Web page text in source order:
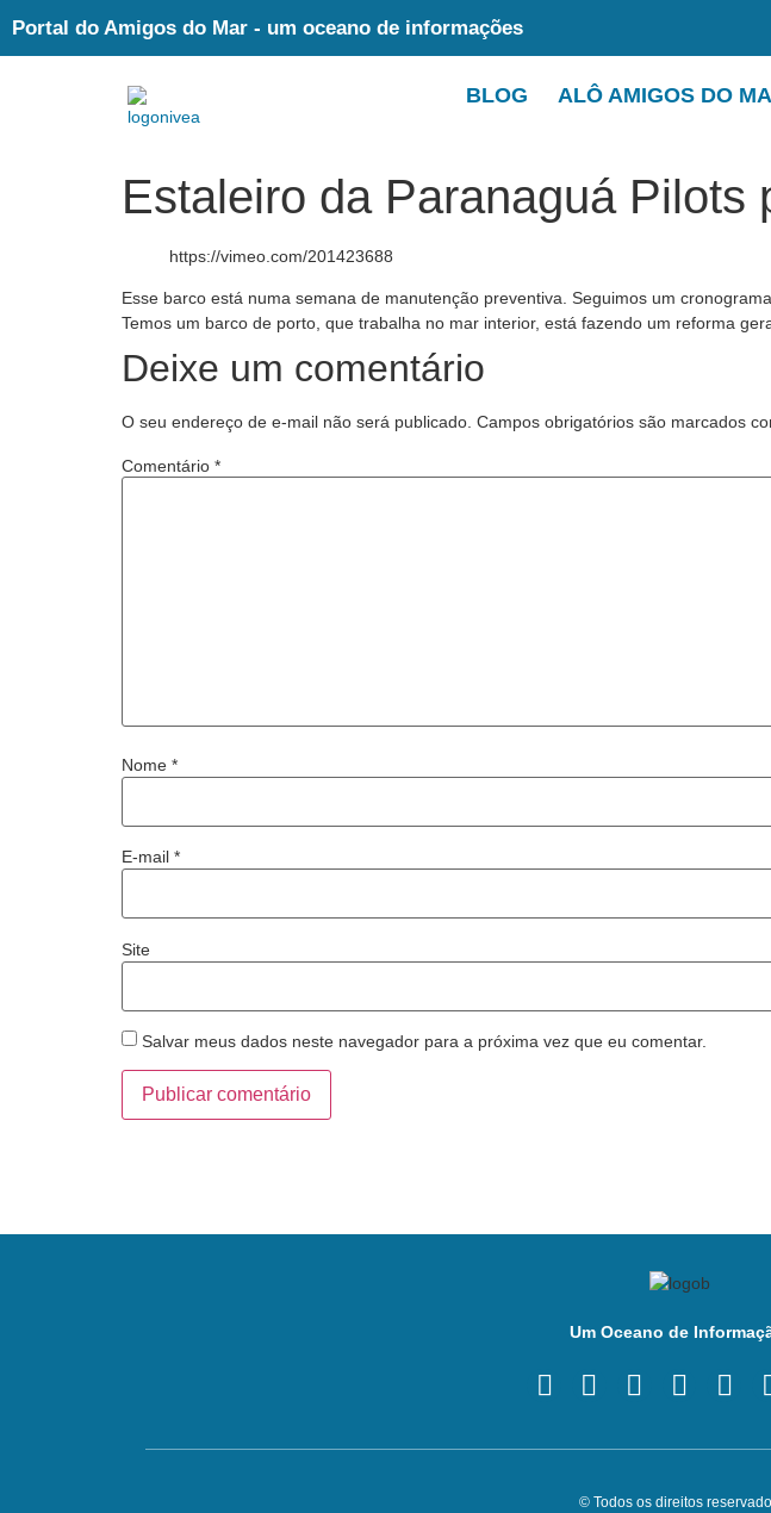
Portal do Amigos do Mar - um oceano de informações
BLOG ALÔ AMIGOS DO
Estaleiro da Paranaguá Pilots
https://vimeo.com/201423688
Esse barco está numa semana de manutenção preventiva. Seguimos um
Temos um barco de porto, que trabalha no mar interior, está fazendo um reforma
Deixe um comentário
O seu endereço de e-mail não será publicado. Campos obrigatórios são marcados
Comentário *
Nome *
E-mail *
Site
Salvar meus dados neste navegador para a próxima vez que eu comentar.
Um Oceano de
© Todos os direitos